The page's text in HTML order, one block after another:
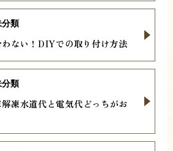
ない！DIYでの取り付け方法
分類
凍水道代と電気代どっちがお
分類